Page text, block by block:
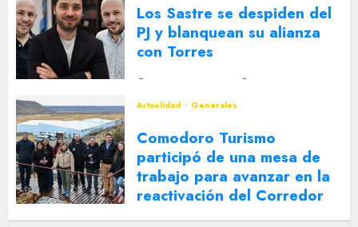
Los Sastre se despiden del
PJ y blanquean su alianza
con Torres
Actualidad
Generales
Comodoro Turismo
participó de una mesa de
trabajo para avanzar en la
reactivación del Corredor
Turístico Integrado